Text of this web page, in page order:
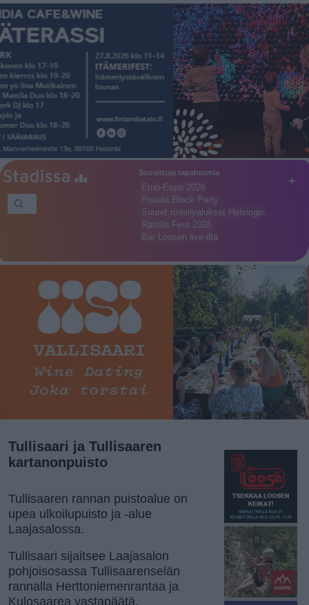
+
Suosittuja tapahtumia
Etno-Espa 2026
Puotila Block Party
Suuret risteilyalukset Helsingin…
Rastila Fest 2026
Bar Loosen live-ilta
Tullisaari ja Tullisaaren
kartanonpuisto
Tullisaaren rannan puistoalue on
upea ulkoilupuisto ja -alue
Laajasalossa.
Tullisaari sijaitsee Laajasalon
pohjoisosassa Tullisaarenselän
rannalla Herttoniemenrantaa ja
Kulosaarea vastapäätä.